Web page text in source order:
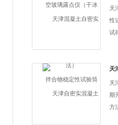
晰
性
天
性
试
程
凝
其
天
期
天
期
方